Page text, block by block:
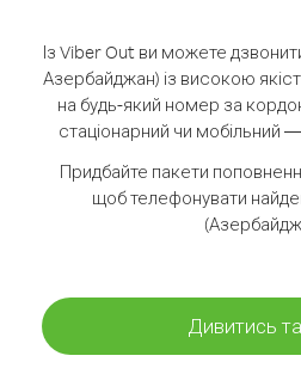
Із Viber Out ви можете
Азербайджан) із високою
на будь-який номер за
стаціонарний чи мобільний
Придбайте пакети
щоб телефонувати
Дивитись